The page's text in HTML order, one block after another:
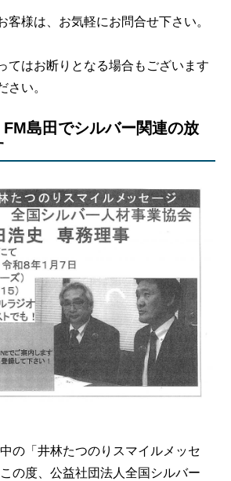
客様は、お気軽にお問合せ下さい。
てはお断りとなる場合もございます
さい。
FM島田でシルバー関連の放
の「井林たつのりスマイルメッセ
の度、公益社団法人全国シルバー